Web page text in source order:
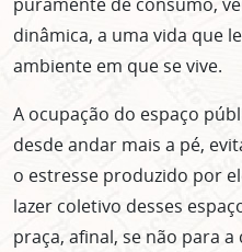
dinâmica, a uma vida que
ambiente em que se vive.
A ocupação do espaço
desde andar mais a pé,
o estresse produzido por
lazer coletivo desses
praça, afinal, se não para